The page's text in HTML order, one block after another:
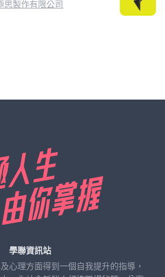
思製作有限公司
學聯資訊站
心理方面得到一個自我提升的指導，